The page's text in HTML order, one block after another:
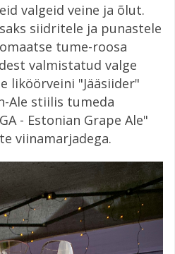
valgeid veine ja õlut.
siidritele ja punastele
tume-roosa
valmistatud valge
liköörveini "Jääsiider"
Ale stiilis tumeda
- Estonian Grape Ale"
viinamarjadega.